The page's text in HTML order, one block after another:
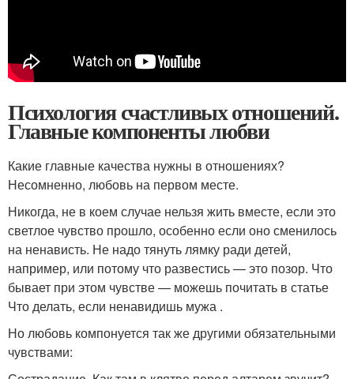
Психология счастливых отношений.
Главные компоненты любви
Какие главные качества нужны в отношениях?
Несомненно, любовь на первом месте.
Никогда, не в коем случае нельзя жить вместе, если это
светлое чувство прошло, особенно если оно сменилось
на ненависть. Не надо тянуть лямку ради детей,
например, или потому что развестись — это позор. Что
бывает при этом чувстве — можешь почитать в статье
Что делать, если ненавидишь мужа .
Но любовь компонуется так же другими обязательными
чувствами: